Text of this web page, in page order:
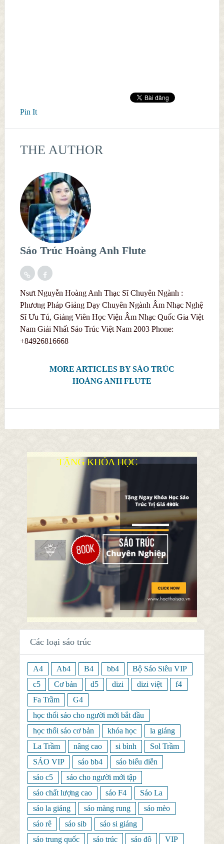
Pin It
THE AUTHOR
Sáo Trúc Hoàng Anh Flute
Nsưt Nguyễn Hoàng Anh Thạc Sĩ Chuyên Ngành :
Phương Pháp Giảng Dạy Chuyên Ngành Âm Nhạc Nghệ
Sĩ Ưu Tú, Giảng Viên Học Viện Âm Nhạc Quốc Gia Việt
Nam Giải Nhất Sáo Trúc Việt Nam 2003 Phone:
+84926816668
MORE ARTICLES BY SÁO TRÚC
HOÀNG ANH FLUTE
TẶNG KHÓA HỌC
Các loại sáo trúc
A4 Ab4 B4 bb4
Bộ Sáo Siêu VIP
c5
Cơ bản d5 dizi dizi việt
f4
Fa Trầm
G4
học thổi sáo cho người mới bắt đầu
học thổi sáo cơ bản
khóa học
la giáng
La Trầm
nâng cao si bình
Sol Trầm
SÁO VIP
sáo bb4
sáo biểu diễn
sáo c5
sáo cho người mới tập
sáo chất lượng cao
sáo F4
Sáo La
sáo la giáng
sáo màng rung
sáo mèo
sáo rê
sáo sib
sáo si giáng
sáo trung quốc
sáo trúc sáo đô VIP